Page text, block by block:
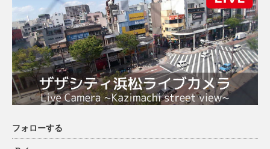
フォローする